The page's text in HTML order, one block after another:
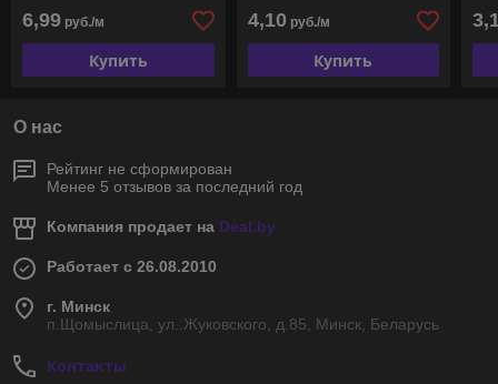
6,99 руб./м
Купить
4,10 руб./м
Купить
О нас
Рейтинг не сформирован
Менее 5 отзывов за последний год
Компания продает на Deal.by
Работает с 26.08.2010
г. Минск
п.Щомыслица, ул..Жуковского, д.85, Минск, Беларусь
Контакты